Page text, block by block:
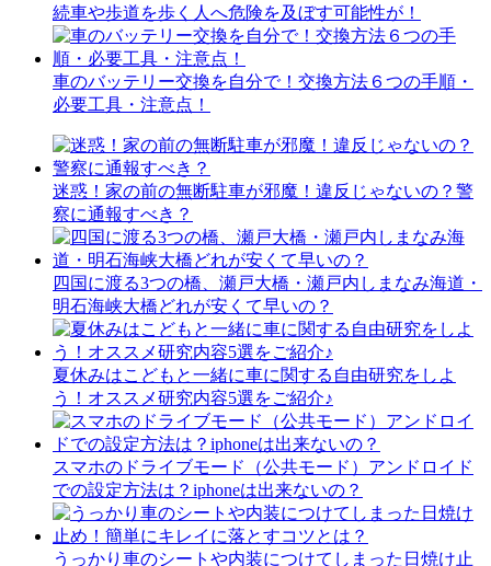
続車や歩道を歩く人へ危険を及ぼす可能性が！
車のバッテリー交換を自分で！交換方法６つの手順・
必要工具・注意点！
迷惑！家の前の無断駐車が邪魔！違反じゃないの？警
察に通報すべき？
四国に渡る3つの橋、瀬戸大橋・瀬戸内しまなみ海道・
明石海峡大橋どれが安くて早いの？
夏休みはこどもと一緒に車に関する自由研究をしよ
う！オススメ研究内容5選をご紹介♪
スマホのドライブモード（公共モード）アンドロイド
での設定方法は？iphoneは出来ないの？
うっかり車のシートや内装につけてしまった日焼け止